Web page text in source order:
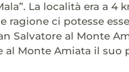
La località era a 4
ragione ci potesse
Salvatore al Monte
Monte Amiata il suo